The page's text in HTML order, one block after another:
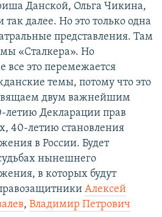
Данской, Ольга Чикина,
так далее. Но это только одна
представления. Там
«Сталкера». Но
все это перемежается
темы, потому что это
двум важнейшим
летию Декларации прав
40-летию становления
в России. Будет
нынешнего
в которых будут
Алексей
, Владимир Петрович